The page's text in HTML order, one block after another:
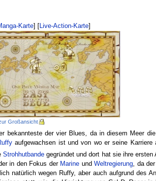
Karte] [ Live-Action-Karte]
Großansicht
bekannteste der vier Blues, da in diesem Meer
aufgewachsen ist und von wo er seine Karriere
Strohhutbande gegründet und dort hat sie ihre ersten
in den Fokus der Marine undWeltregierung, da
natürlich wegen Ruffy, aber auch aufgrund des